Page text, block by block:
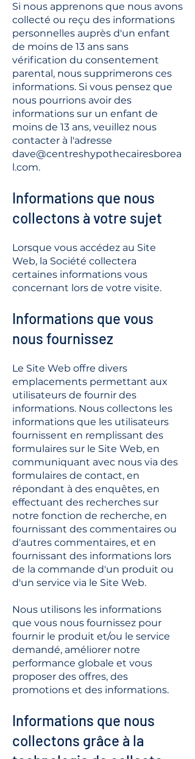
Si nous apprenons que nous avons
collecté ou reçu des informations
personnelles auprès d'un enfant
de moins de 13 ans sans
vérification du consentement
parental, nous supprimerons ces
informations. Si vous pensez que
nous pourrions avoir des
informations sur un enfant de
moins de 13 ans, veuillez nous
contacter à l'adresse
dave@centreshypothecairesborea
l.com.
Informations que nous
collectons à votre sujet
Lorsque vous accédez au Site
Web, la Société collectera
certaines informations vous
concernant lors de votre visite.
Informations que vous
nous fournissez
Le Site Web offre divers
emplacements permettant aux
utilisateurs de fournir des
informations. Nous collectons les
informations que les utilisateurs
fournissent en remplissant des
formulaires sur le Site Web, en
communiquant avec nous via des
formulaires de contact, en
répondant à des enquêtes, en
effectuant des recherches sur
notre fonction de recherche, en
fournissant des commentaires ou
d'autres commentaires, et en
fournissant des informations lors
de la commande d'un produit ou
d'un service via le Site Web.
Nous utilisons les informations
que vous nous fournissez pour
fournir le produit et/ou le service
demandé, améliorer notre
performance globale et vous
proposer des offres, des
promotions et des informations.
Informations que nous
collectons grâce à la